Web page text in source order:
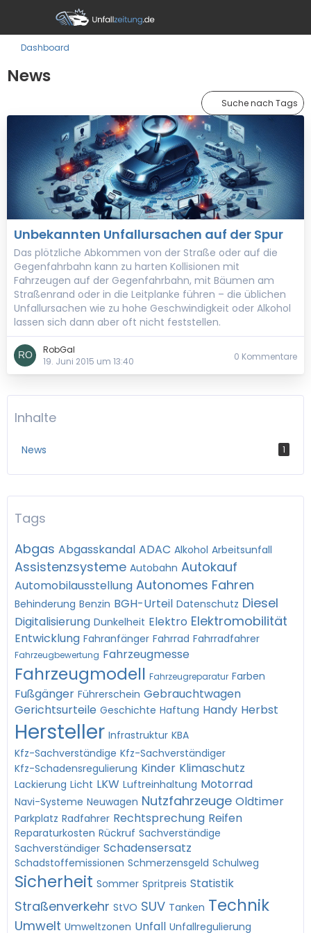
Dashboard
News
Suche nach Tags
Unbekannten Unfallursachen auf der Spur
Das plötzliche Abkommen von der Straße oder auf die
Gegenfahrbahn kann zu harten Kollisionen mit
Fahrzeugen auf der Gegenfahrbahn, mit Bäumen am
Straßenrand oder in die Leitplanke führen – die üblichen
Unfallursachen wie zu hohe Geschwindigkeit oder Alkohol
lassen sich dann aber oft nicht feststellen.
RobGal
19. Juni 2015 um 13:40
0 Kommentare
Inhalte
News 1
Tags
Abgas Abgasskandal ADAC Alkohol Arbeitsunfall
Assistenzsysteme Autobahn Autokauf
Automobilausstellung Autonomes Fahren
Behinderung Benzin BGH-Urteil Datenschutz Diesel
Digitalisierung Dunkelheit Elektro Elektromobilität
Entwicklung Fahranfänger Fahrrad Fahrradfahrer
Fahrzeugbewertung Fahrzeugmesse
Fahrzeugmodell Fahrzeugreparatur Farben
Fußgänger Führerschein Gebrauchtwagen
Gerichtsurteile Geschichte Haftung Handy Herbst
Hersteller Infrastruktur KBA
Kfz-Sachverständige Kfz-Sachverständiger
Kfz-Schadensregulierung Kinder Klimaschutz
Lackierung Licht LKW Luftreinhaltung Motorrad
Navi-Systeme Neuwagen Nutzfahrzeuge Oldtimer
Parkplatz Radfahrer Rechtsprechung Reifen
Reparaturkosten Rückruf Sachverständige
Sachverständiger Schadensersatz
Schadstoffemissionen Schmerzensgeld Schulweg
Sicherheit Sommer Spritpreis Statistik
Straßenverkehr StVO SUV Tanken Technik
Umwelt Umweltzonen Unfall Unfallregulierung